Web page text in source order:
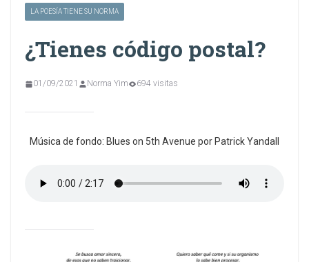
LA POESÍA TIENE SU NORMA
¿Tienes código postal?
01/09/2021 Norma Yim 694 visitas
Música de fondo: Blues on 5th Avenue por Patrick Yandall